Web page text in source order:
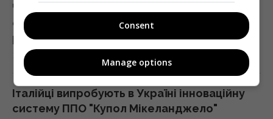
Чоловік перевірив акумулятор
електрокара Tesla після 125 тисяч км:
результат здивував
18:34 неділя, 09 серпня 2026
Італійці випробують в Україні інноваційну
систему ППО "Купол Мікеланджело"
Consent
Manage options